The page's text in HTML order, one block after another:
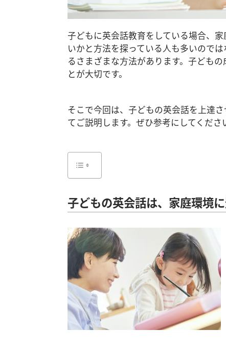
子どもに英会話教育をしている場合、
いかと方法を探っている人も多いので
るさまざまな方法があります。子ども
とが大切です。
そこで今回は、子どもの英会話を上達
てご説明します。ぜひ参考にしてくださ
子どもの英会話は、家庭環境